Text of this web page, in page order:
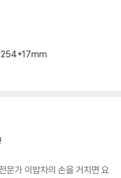
문가 이밥차의 손을 거치면 요